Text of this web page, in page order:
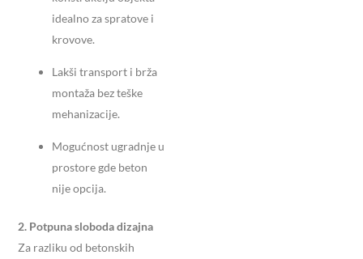
idealno za spratove i
krovove.
Lakši transport i brža
montaža bez teške
mehanizacije.
Mogućnost ugradnje u
prostore gde beton
nije opcija.
2. Potpuna sloboda dizajna
Za razliku od betonskih